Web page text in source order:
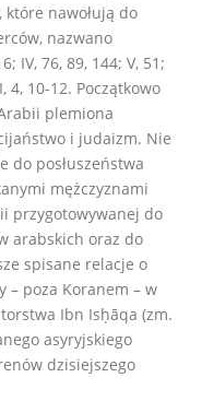
nawołują do
nazwano
IV, 76, 89, 144; V, 51;
4, 10-12. Początkowo
plemiona
i judaizm. Nie
do posłuszeństwa
mężczyznami
przygotowywanej do
arabskich oraz do
spisane relacje o
– poza Koranem – w
Ibn Isḥāqa (zm.
asyryjskiego
dzisiejszego